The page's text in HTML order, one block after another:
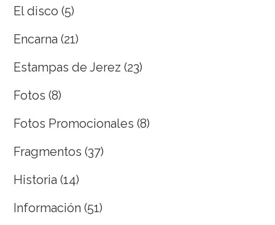
El disco (5)
Encarna (21)
Estampas de Jerez (23)
Fotos (8)
Fotos Promocionales (8)
Fragmentos (37)
Historia (14)
Información (51)